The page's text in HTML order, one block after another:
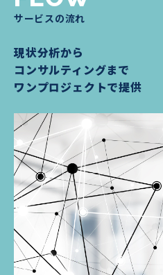
サービスの流れ
現状分析から
コンサルティングまで
ワンプロジェクトで提供